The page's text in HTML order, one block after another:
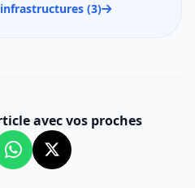
(3)
avec vos proches